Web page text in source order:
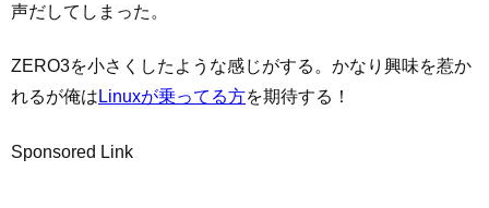
声だしてしまった。
ZERO3を小さくしたような感じがする。かなり興味を惹か
れるが俺は Linuxが乗ってる方を期待する！
Sponsored Link